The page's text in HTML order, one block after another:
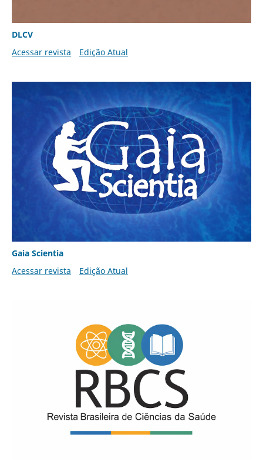
DLCV
Acessar revista
Edição Atual
Gaia Scientia
Acessar revista
Edição Atual